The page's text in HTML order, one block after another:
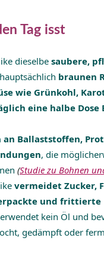
Tag isst
dieselbe saubere,
braunen
wie Grünkohl,
eine halbe Dose
an Ballaststoffen,
, die
(Studie zu Bohnen
vermeidet Zucker,
und frittierte
kein Öl und
gedämpft oder